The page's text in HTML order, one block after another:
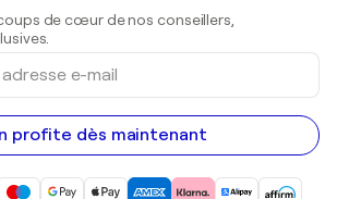
de cœur de nos conseillers,
profite dès maintenant